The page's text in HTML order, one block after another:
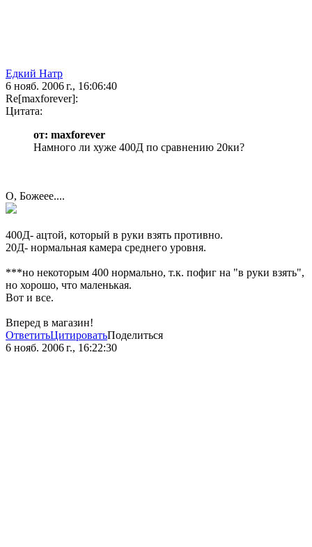
Едкий Натр
6 нояб. 2006 г., 16:06:40
Re[maxforever]:
Цитата:
от: maxforever
Намного ли хуже 400Д по сравнению 20ки?
О, Божеее....
400Д- ацтой, который в руки взять противно.
20Д- нормальная камера среднего уровня.
***но некоторым 400 нормально, т.к. пофиг на "в руки взять",
но хорошо, что маленькая.
Вот и все.
Вперед в магазин!
ОтветитьЦитироватьПоделиться
6 нояб. 2006 г., 16:22:30